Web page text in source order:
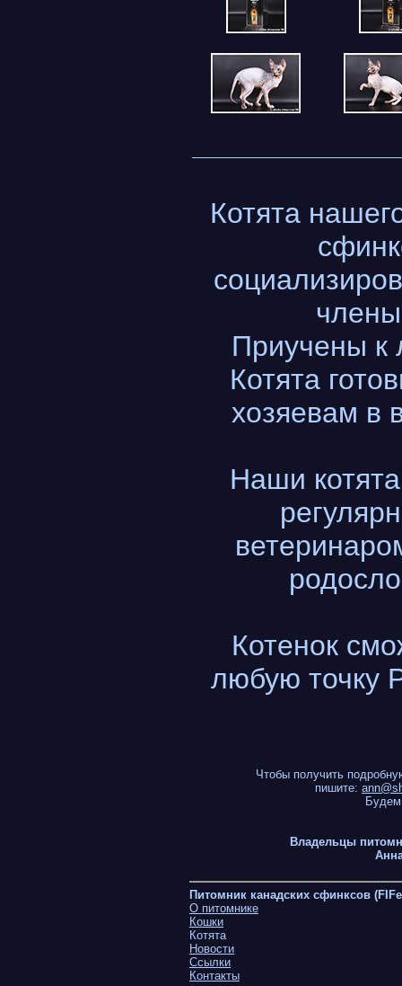
Котята
Приучены к
Котята
хозяевам в
Наши
Котенок
любую точку
Чтобы получить
пишите:
Владельцы
Питомник канадских сфинксов
О питомнике
Кошки
Котята
Новости
Ссылки
Контакты